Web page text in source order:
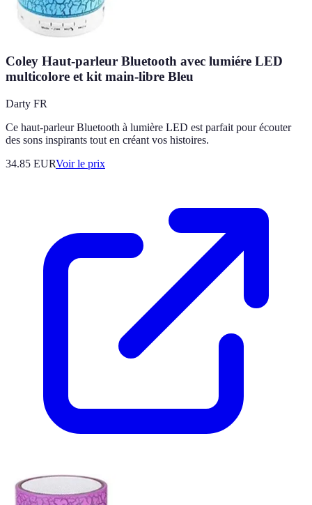
Coley Haut-parleur Bluetooth avec lumiére LED
multicolore et kit main-libre Bleu
Darty FR
Ce haut-parleur Bluetooth à lumière LED est parfait pour écouter
des sons inspirants tout en créant vos histoires.
34.85 EURVoir le prix